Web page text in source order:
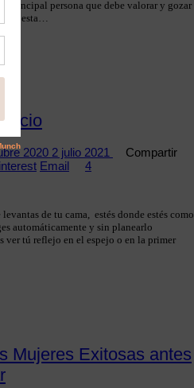
principal persona que debe valorar y gozar
En esta…
2020 2 julio 2021
Compartir
Email 4
de tu cama, estés donde estés como
automáticamente y sin planearlo
ver tú reflejo en el espejo o en la primer
Mujeres Exitosas antes